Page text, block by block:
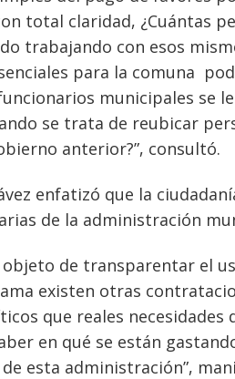
total claridad, ¿Cuántas
trabajando con esos
para la comuna
municipales se
se trata de reubicar
anterior?”, consultó.
enfatizó que la
de la administración
objeto de transparentar el
existen otras
que reales necesidades
en qué se están
esta administración”,